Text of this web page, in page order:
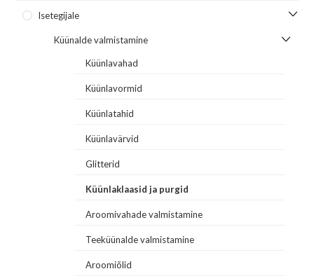
Isetegijale
Küünalde valmistamine
Küünlavahad
Küünlavormid
Küünlatahid
Küünlavärvid
Glitterid
Küünlaklaasid ja purgid
Aroomivahade valmistamine
Teeküünalde valmistamine
Aroomiõlid